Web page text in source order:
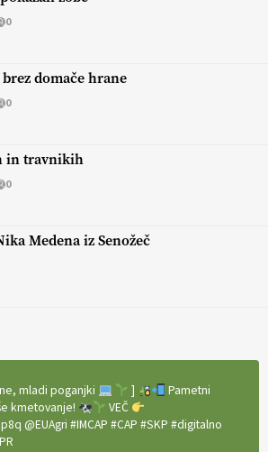
0
domače hrane
0
in travnikih
0
Medena iz Senožeč
mladi poganjki ]
Pametni
kmetovanje!
VEČ
@EUAgri #IMCAP #CAP #SKP #digitalno